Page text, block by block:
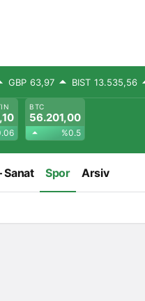
GBP 63,97 BIST 13.535,56
BTC
56.201,00
%0.5
Sanat Spor Arsiv